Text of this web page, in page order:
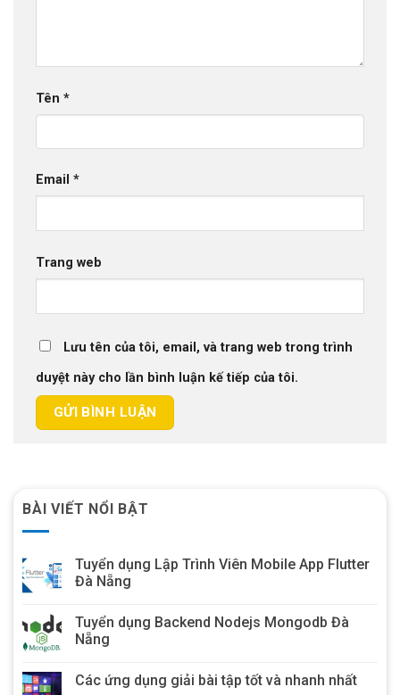
Tên *
Email *
Trang web
Lưu tên của tôi, email, và trang web trong trình
duyệt này cho lần bình luận kế tiếp của tôi.
BÀI VIẾT NỔI BẬT
Tuyển dụng Lập Trình Viên Mobile App Flutter
Đà Nẵng
Tuyển dụng Backend Nodejs Mongodb Đà
Nẵng
Các ứng dụng giải bài tập tốt và nhanh nhất